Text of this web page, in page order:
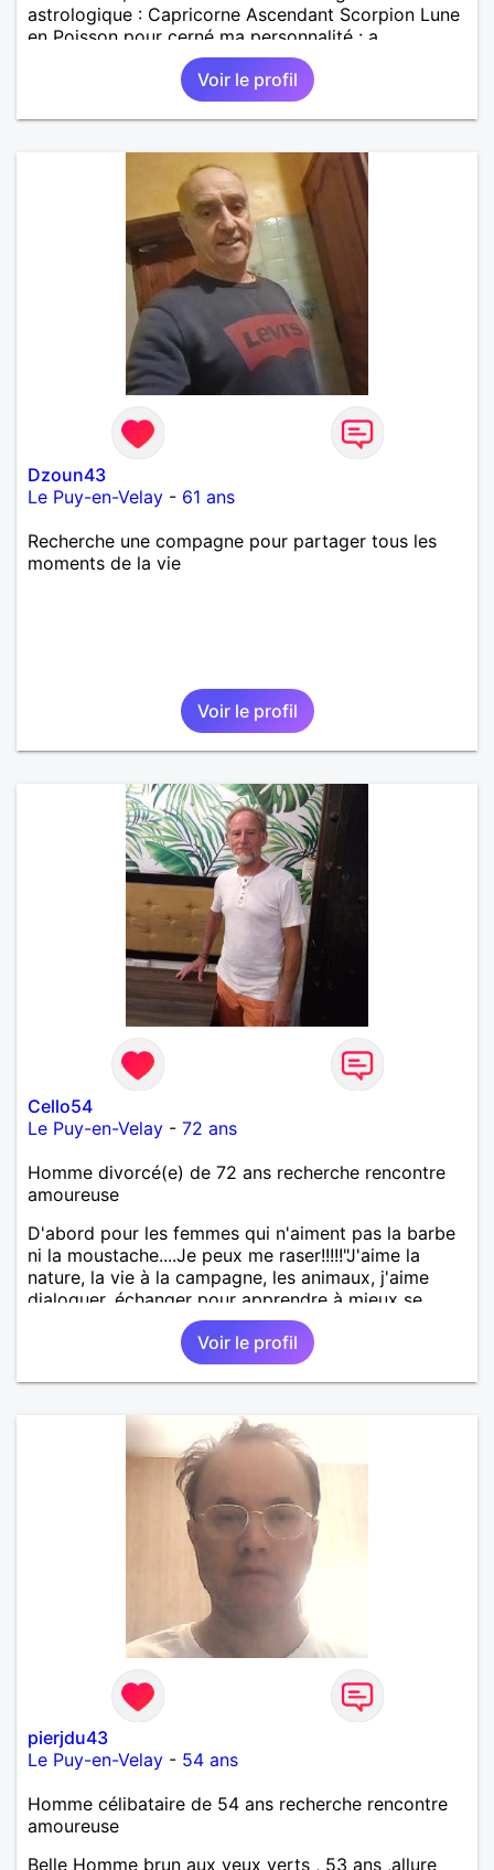
astrologique : Capricorne Ascendant Scorpion Lune
en Poisson pour cerné ma personnalité : a
rechercher sur la toile ( Web) Mes loisirs principaux :
Internet, Lire, Le Jeu d'échecs, Le Jogging . J'aime
manger un peu de tout, j'aime beaucoup la
nourriture Italienne . Gouts Musicaux : Variété
Voir le profil
Dzoun43
Le Puy-en-Velay - 61 ans
Recherche une compagne pour partager tous les
moments de la vie
Voir le profil
Cello54
Le Puy-en-Velay - 72 ans
Homme divorcé(e) de 72 ans recherche rencontre
amoureuse
D'abord pour les femmes qui n'aiment pas la barbe
ni la moustache....Je peux me raser!!!!!"J'aime la
nature, la vie à la campagne, les animaux, j'aime
dialoguer, échanger pour apprendre à mieux se
connaître. Je suisd'un naturel romantique,
dynamique, fidèle, sincère, tendance altruiste,
bricoleur, cuisinier et aussi un peu sportif. J'aime les
sorties dans la nature, des balades en moto, en
cinéma,....et j'aime aussi les moments cocooning au
coin du feu, autour d'un verre ou d'un livre. Je
préfère le calme de la campagne au «speed » de la
ville. D'ailleurs j'imagine vivre ce quotidien avec une
femme spontanée, créative, qui soit le plus en paix
possible avec son passé, libre dans sa tête et dans
son cœur. Une femme qui souhaite construire
quelque chose de nouveau, afin de nous épanouir
ensemble. Bref, une personne qui, tout comme moi,
pleine de tendresse, qui aime les câlins, aspire à
partager...aimer et être aimée! PS: mes photos dates
de 2020,2022,2023,2024 et 2025. Rien ne vaut la
rencontre en vrai....les photos restent des photos JE
SUIS DELOCALISABLE!!
Voir le profil
pierjdu43
Le Puy-en-Velay - 54 ans
Homme célibataire de 54 ans recherche rencontre
amoureuse
Belle Homme brun aux yeux verts , 53 ans ,allure